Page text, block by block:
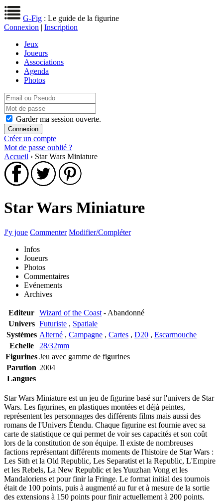
G-Fig : Le guide de la figurine
Connexion | Inscription
Jeux
Joueurs
Associations
Agenda
Photos
Garder ma session ouverte.
Créer un compte
Mot de passe oublié ?
Accueil › Star Wars Miniature
Star Wars Miniature
J'y joue Commenter Modifier/Compléter
Infos
Joueurs
Photos
Commentaires
Evénements
Archives
Editeur Wizard of the Coast - Abandonné
Univers Futuriste , Spatiale
Systèmes Alterné , Campagne , Cartes , D20 , Escarmouche
Echelle
28/32mm
Figurines Jeu avec gamme de figurines
Parution 2004
Langues
Star Wars Miniature est un jeu de figurine basé sur l'univers de Star
Wars. Les figurines, en plastiques montées et déjà peintes,
représentent les personnages des différents films mais aussi des
romans de l'Univers Étendu. Chaque figurine est fournie avec sa
carte de statistique ce qui permet de voir ses capacités et son coût
lors de la constitution de son équipe. Il existe de nombreuses
factions représentant différents moments de l'histoire de Star Wars :
Les Sith et la Old Republic, Les Separatist et la Republic, L'Empire
et les Rebels, La New Republic et les Yuuzhan Vong et les
Mandaloriens et pour finir la Fringe. Le format initial des tournois
était de 100 points, puis à augmenté au fur et à mesure de la sortie
des extensions à 150 points pour finir actuellement à 200 points.